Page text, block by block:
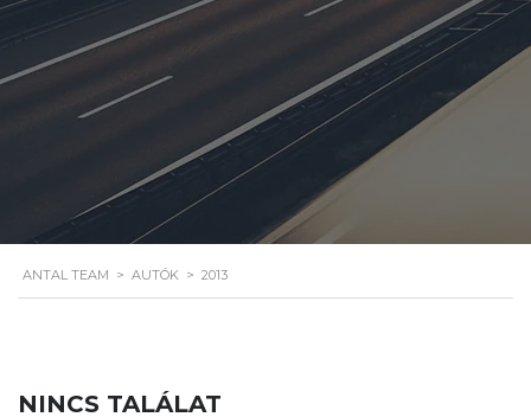
ANTAL TEAM > AUTÓK > 2013
NINCS TALÁLAT